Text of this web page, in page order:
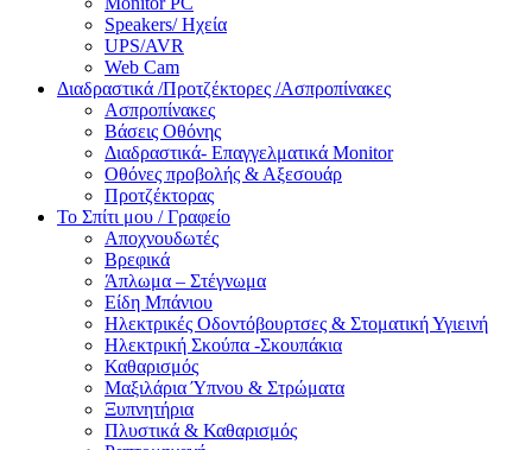
Speakers/ Ηχεία
UPS/AVR
Web Cam
Διαδραστικά /Προτζέκτορες /Ασπροπίνακες
Ασπροπίνακες
Βάσεις Οθόνης
Διαδραστικά- Επαγγελματικά Monitor
Οθόνες προβολής & Αξεσουάρ
Προτζέκτορας
Το Σπίτι μου / Γραφείο
Αποχνουδωτές
Βρεφικά
Άπλωμα – Στέγνωμα
Είδη Μπάνιου
Ηλεκτρικές Οδοντόβουρτσες & Στοματική Υγιεινή
Ηλεκτρική Σκούπα -Σκουπάκια
Καθαρισμός
Μαξιλάρια Ύπνου & Στρώματα
Ξυπνητήρια
Πλυστικά & Καθαρισμός